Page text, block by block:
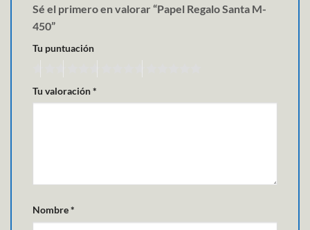
Sé el primero en valorar “Papel Regalo Santa M-
450”
Tu puntuación
Tu valoración*
Nombre*